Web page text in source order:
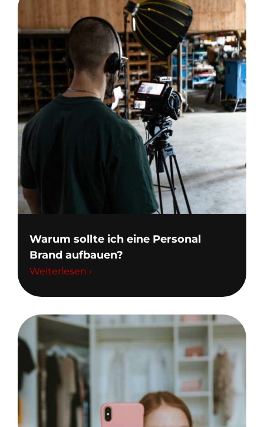
Warum sollte ich eine Personal
Brand aufbauen?
Weiterlesen ›